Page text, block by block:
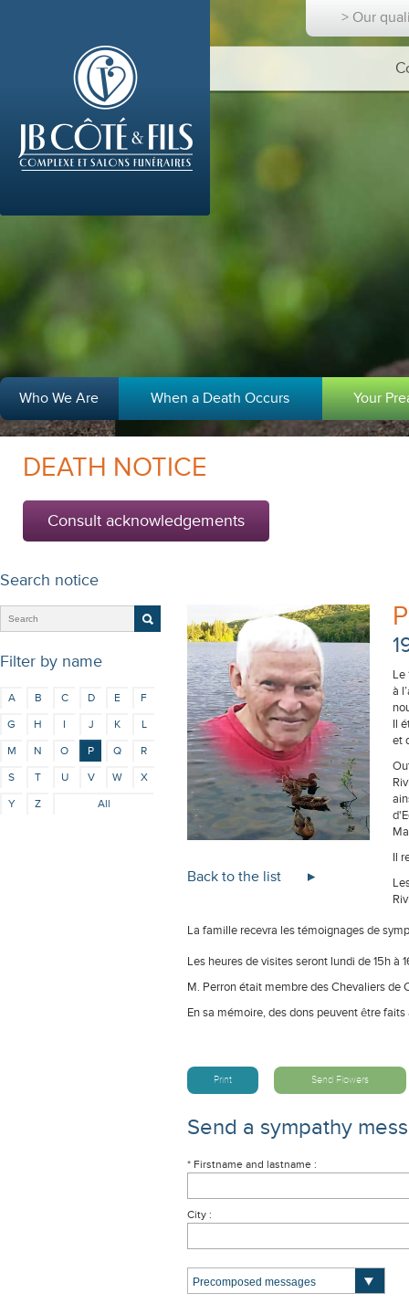
> Our
Who We Are When a Death Occurs Your
DEATH NOTICE
Consult acknowledgements
Search notice
Filter by name
A B C D E
F
G
H I J K
L
M
N O P Q
R
S
T U V W
X
Y
Z All
Back to the list
Le
à
Il
et
Il
La famille recevra les témoignages de
Les heures de visites seront lundi de 15h à
M. Perron était membre des Chevaliers de
En sa mémoire, des dons peuvent être
Print Send Flowers
Send a sympathy
* Firstname and lastname :
City :